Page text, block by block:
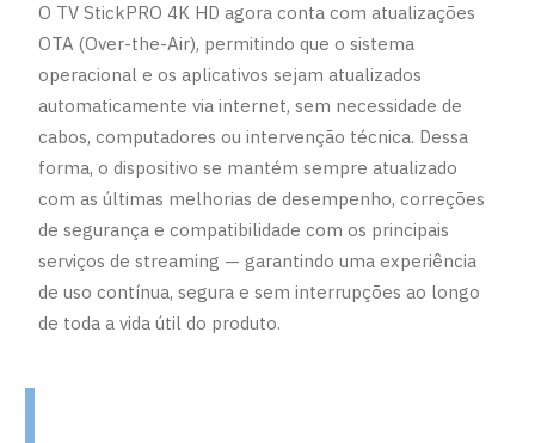
O TV StickPRO 4K HD agora conta com atualizações
OTA (Over-the-Air), permitindo que o sistema
operacional e os aplicativos sejam atualizados
automaticamente via internet, sem necessidade de
cabos, computadores ou intervenção técnica. Dessa
forma, o dispositivo se mantém sempre atualizado
com as últimas melhorias de desempenho, correções
de segurança e compatibilidade com os principais
serviços de streaming — garantindo uma experiência
de uso contínua, segura e sem interrupções ao longo
de toda a vida útil do produto.